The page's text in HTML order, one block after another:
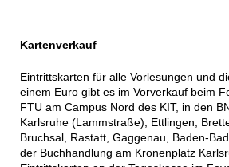
Kartenverkauf
Eintrittskarten für alle Vorlesungen und
einem Euro gibt es im Vorverkauf beim
FTU am Campus Nord des KIT, in den
Karlsruhe (Lammstraße), Ettlingen,
Bruchsal, Rastatt, Gaggenau, Baden-
der Buchhandlung am Kronenplatz